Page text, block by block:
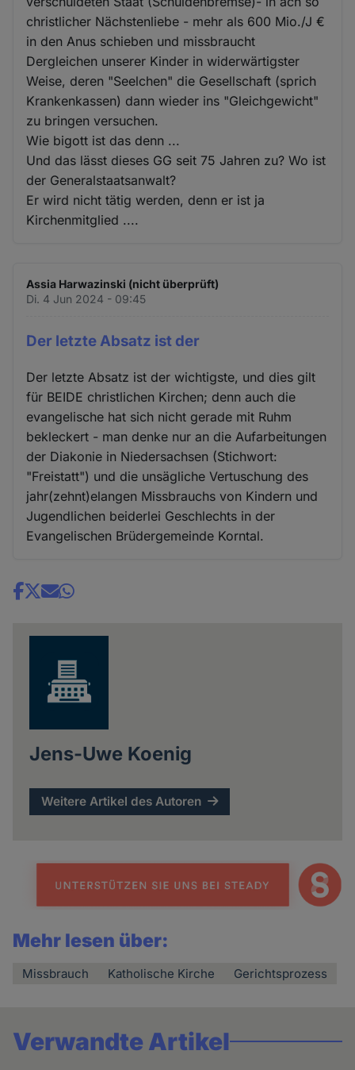
christlicher Nächstenliebe - mehr als 600 Mio./J €
in den Anus schieben und missbraucht
Dergleichen unserer Kinder in widerwärtigster
Weise, deren "Seelchen" die Gesellschaft (sprich
Krankenkassen) dann wieder ins "Gleichgewicht"
zu bringen versuchen.
Wie bigott ist das denn ...
Und das lässt dieses GG seit 75 Jahren zu? Wo ist
der Generalstaatsanwalt?
Er wird nicht tätig werden, denn er ist ja
Kirchenmitglied ....
Assia Harwazinski (nicht überprüft)
Di. 4 Jun 2024 - 09:45
Der letzte Absatz ist der
Der letzte Absatz ist der wichtigste, und dies gilt
für BEIDE christlichen Kirchen; denn auch die
evangelische hat sich nicht gerade mit Ruhm
bekleckert - man denke nur an die Aufarbeitungen
der Diakonie in Niedersachsen (Stichwort:
"Freistatt") und die unsägliche Vertuschung des
jahr(zehnt)elangen Missbrauchs von Kindern und
Jugendlichen beiderlei Geschlechts in der
Evangelischen Brüdergemeinde Korntal.
Share
Jens-Uwe Koenig
Weitere Artikel des Autoren
Mehr lesen über:
Missbrauch Katholische Kirche Gerichtsprozess
Verwandte Artikel